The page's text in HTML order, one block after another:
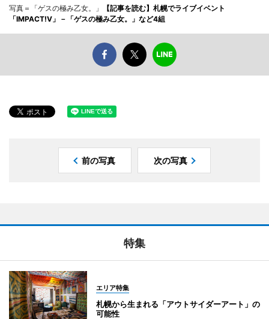
写真＝「ゲスの極み乙女。」
【記事を読む】札幌でライブイベント
「IMPACT!V」－「ゲスの極み乙女。」など4組
前の写真 次の写真
特集
エリア特集
札幌から生まれる「アウトサイダーアート」の
可能性